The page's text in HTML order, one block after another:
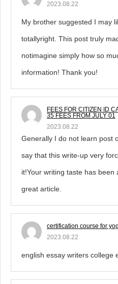
2023.08.22
My brother suggested I may
totallyright. This post truly
notimagine simply how so
information! Thank you!
FEES FOR CITIZEN ID
35 FEES FROM JULY 01
2023.08.22
Generally I do not learn post
say that this write-up very
it!Your writing taste has
great article.
certification course for
2023.08.22
english essay writers college